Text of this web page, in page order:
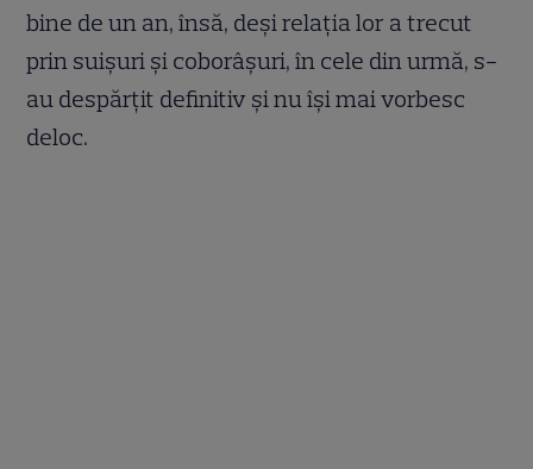
bine de un an, însă, deși relația lor a trecut
prin suișuri și coborâșuri, în cele din urmă, s-
au despărțit definitiv și nu își mai vorbesc
deloc.